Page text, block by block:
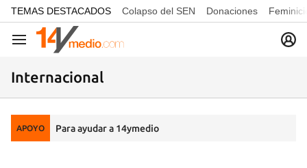
common.go-to-content
TEMAS DESTACADOS Colapso del SEN Donaciones
Navegación
Internacional
APOYO Para ayudar a 14ymedio